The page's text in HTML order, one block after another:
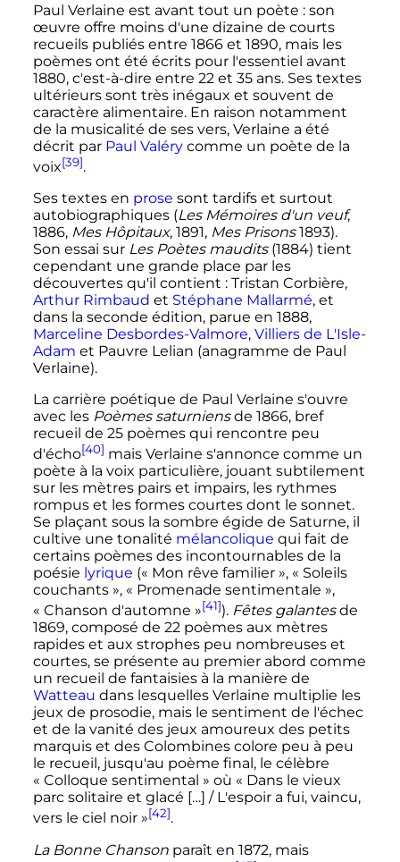
Paul Verlaine est avant tout un poète : son
œuvre offre moins d'une dizaine de courts
recueils publiés entre 1866 et 1890, mais les
poèmes ont été écrits pour l'essentiel avant
1880, c'est-à-dire entre 22 et 35 ans. Ses textes
ultérieurs sont très inégaux et souvent de
caractère alimentaire. En raison notamment
de la musicalité de ses vers, Verlaine a été
décrit par Paul Valérycomme un poète de la
voix[39].
Ses textes en prose sont tardifs et surtout
autobiographiques (Les Mémoires d'un veuf,
1886, Mes Hôpitaux, 1891, Mes Prisons1893).
Son essai sur Les Poètes maudits(1884) tient
cependant une grande place par les
découvertes qu'il contient : Tristan Corbière,
Arthur Rimbaud et Stéphane Mallarmé, et
dans la seconde édition, parue en 1888,
Marceline Desbordes-Valmore, Villiers de L'Isle-
Adam et Pauvre Lelian (anagramme de Paul
Verlaine).
La carrière poétique de Paul Verlaine s'ouvre
avec les Poèmes saturniensde 1866, bref
recueil de 25 poèmesqui rencontre peu
d'écho[40] mais Verlaine s'annonce comme un
poète à la voix particulière, jouant subtilement
sur les mètres pairs et impairs, les rythmes
rompus et les formes courtes dont le sonnet.
Se plaçant sous la sombre égide de Saturne, il
cultive une tonalité mélancolique qui fait de
certains poèmes des incontournables de la
poésie lyrique (« Mon rêve familier », « Soleils
couchants », « Promenade sentimentale »,
« Chanson d'automne »[41]). Fêtes galantesde
1869, composé de 22 poèmesaux mètres
rapides et aux strophes peu nombreuses et
courtes, se présente au premier abord comme
un recueil de fantaisies à la manière de
Watteau dans lesquelles Verlaine multiplie les
jeux de prosodie, mais le sentiment de l'échec
et de la vanité des jeux amoureux des petits
marquis et des Colombines colore peu à peu
le recueil, jusqu'au poème final, le célèbre
« Colloque sentimental » où « Dans le vieux
parc solitaire et glacé […] / L'espoir a fui, vaincu,
vers le ciel noir »[42].
La Bonne Chansonparaît en 1872, mais